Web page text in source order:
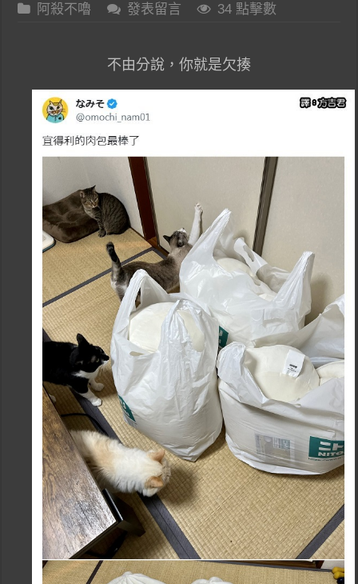
阿殺不嚕
發表留言 34 點擊數
不由分說，你就是欠揍